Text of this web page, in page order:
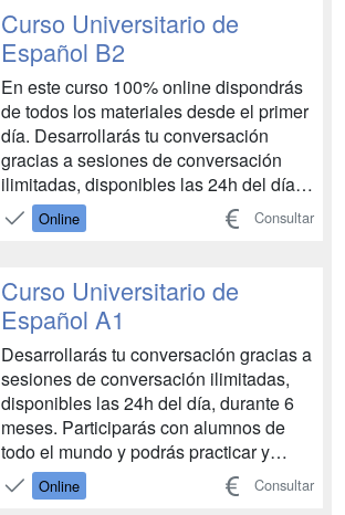
castellano gracias a las clases
explicativas y el material de apr...
Curso Universitario de
Español B2
En este curso 100% online dispondrás
de todos los materiales desde el primer
día. Desarrollarás tu conversación
gracias a sesiones de conversación
ilimitadas, disponibles las 24h del día,
durante 6 meses. Participarás con
alumnos de todo el mundo y podrás
y pronunciaciones. Además, podrás
mejorar tu niv...
Online Consultar
Curso Universitario de
Español A1
Desarrollarás tu conversación gracias a
sesiones de conversación ilimitadas,
disponibles las 24h del día, durante 6
meses. Participarás con alumnos de
todo el mundo y podrás practicar y
aprender diferentes acentos y
pronunciaciones. Además, podrás
Online Consultar